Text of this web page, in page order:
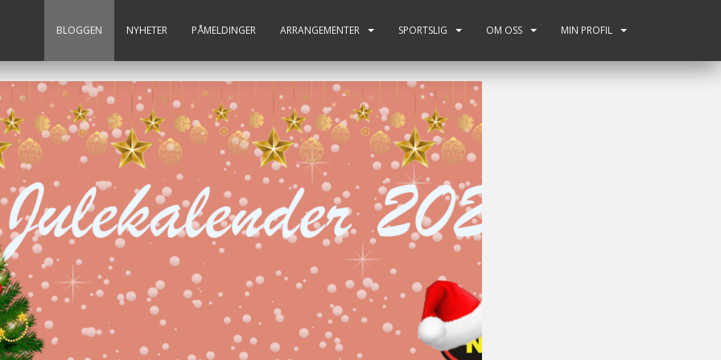
BLOGGEN NYHETER PÅMELDINGER ARRANGEMENTER SPORTSLIG OM OSS MIN PROFIL